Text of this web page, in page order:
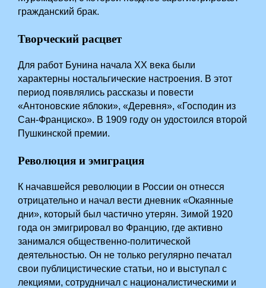
гражданский брак.
Творческий расцвет
Для работ Бунина начала XX века были
характерны ностальгические настроения. В этот
период появлялись рассказы и повести
«Антоновские яблоки», «Деревня», «Господин из
Сан-Франциско». В 1909 году он удостоился второй
Пушкинской премии.
Революция и эмиграция
К начавшейся революции в России он отнесся
отрицательно и начал вести дневник «Окаянные
дни», который был частично утерян. Зимой 1920
года он эмигрировал во Францию, где активно
занимался общественно-политической
деятельностью. Он не только регулярно печатал
свои публицистические статьи, но и выступал с
лекциями, сотрудничал с националистическими и